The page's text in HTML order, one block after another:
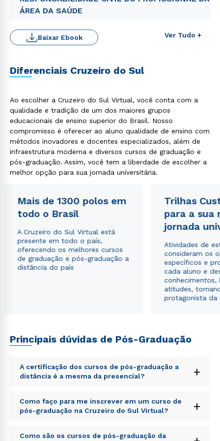
ÁREA DA SAÚDE
Ver Tudo +
Baixar Ebook
Diferenciais Cruzeiro do Sul
Ao escolher a Cruzeiro do Sul Virtual, você conta com a
qualidade e tradição de um dos maiores grupos
educacionais de ensino superior do Brasil. Nosso
compromisso é oferecer ao aluno qualidade de ensino com
métodos inovadores e docentes especializados, além de
infraestrutura moderna e diversos cursos de graduação e
pós-graduação. Assim, você tem a liberdade de escolher a
melhor opção para sua jornada universitária.
Mais de 1300 polos em
todo o Brasil
A Cruzeiro do Sul Virtual está
presente em todo o país,
oferecendo os melhores cursos
de graduação e pós-graduação a
distância do país
Trilhas
para a sua
jornada
Atividades de
consideram os
específicos e
cada aluno e
conhecimentos,
atitudes,
protagonista da
Principais dúvidas de Pós-Graduação
A certificação dos cursos de pós-graduação a
distância é a mesma da presencial?
+
Sed ut perspiciatis unde omnis iste natus error sit
voluptatem accusantium doloremque laudantium,
totam rem aperiam, eaque ipsa quae ab illo inventore
explicabo. Nemo enim ipsam voluptatem quia
Como faço para me inscrever em um curso de
pós-graduação na Cruzeiro do Sul Virtual?
+
Sed ut perspiciatis unde omnis iste natus error sit
Como são os cursos de pós-graduação da
WhatsApp
Estou de acordo com a Política de Privacidade.
autorizo que meus dados sejam utilizados para o
envio de conteúdos da Cruzeiro do Sul.